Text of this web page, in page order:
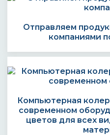
Отправляем
компаниями
Компьютерная
современном
цветов для всех